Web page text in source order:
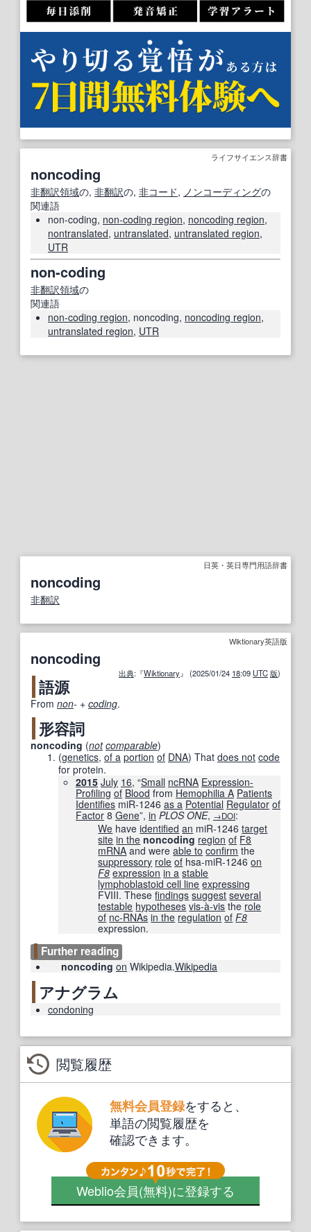
ライフサイエンス辞書
noncoding
非翻訳領域の, 非翻訳の, 非コード, ノンコーディングの
関連語
non-coding, non-coding region, noncoding region,
nontranslated, untranslated, untranslated region,
UTR
non-coding
非翻訳領域の
関連語
non-coding region, noncoding, noncoding region,
untranslated region, UTR
日英・英日専門用語辞書
noncoding
非翻訳
Wiktionary英語版
noncoding
出典:『Wiktionary』 (2025/01/24 18:09 UTC 版)
語源
From non- +‎ coding.
形容詞
noncoding (not comparable)
(genetics, of a portion of DNA) That does not code
for protein.
2015 July 16, “Small ncRNA Expression-
Profiling of Blood from Hemophilia A Patients
Identifies miR-1246 as a Potential Regulator of
Factor 8 Gene”, in PLOS ONE‎, →DOI:
We haveidentified an miR-1246target
site in the noncoding region of F8
mRNA and wereable to confirm the
suppressory role of hsa-miR-1246on
F8 expression in a stable
lymphoblastoid cell line expressing
FVIII. Thesefindings suggest several
testable hypotheses vis-à-vis the role
of nc-RNAs in the regulation of F8
expression.
Further reading
noncoding on Wikipedia.Wikipedia
アナグラム
condoning
閲覧履歴
無料会員登録をすると、
単語の閲覧履歴を
確認できます。
Weblio会員(無料)に登録する